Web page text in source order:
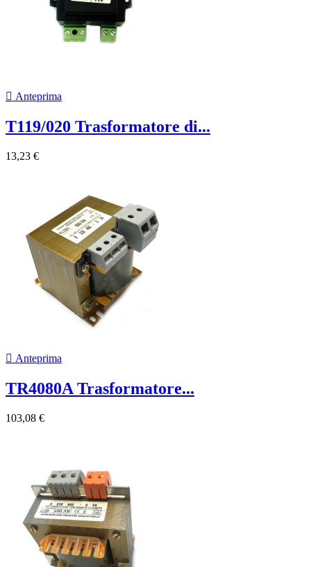
 Anteprima
T119/020 Trasformatore di...
13,23 €
 Anteprima
TR4080A Trasformatore...
103,08 €